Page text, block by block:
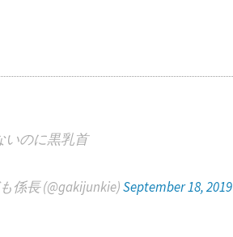
いのに黒乳首
係長 (@gakijunkie)September 18, 2019